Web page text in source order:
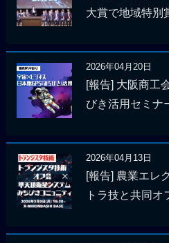
大賞で地域特別
2026年04月20日
[報告] 大阪商工
びき活用セミナ
2026年04月13日
[報告] 農業エレ
トラ技と共同オ